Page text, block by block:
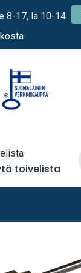
8-17, la 10-14
toivelista